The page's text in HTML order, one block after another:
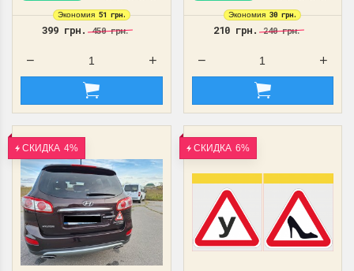
Экономия 51 грн.
399 грн.450 грн.
Экономия 30 грн.
210 грн.240 грн.
СКИДКА 4% СКИДКА 6%